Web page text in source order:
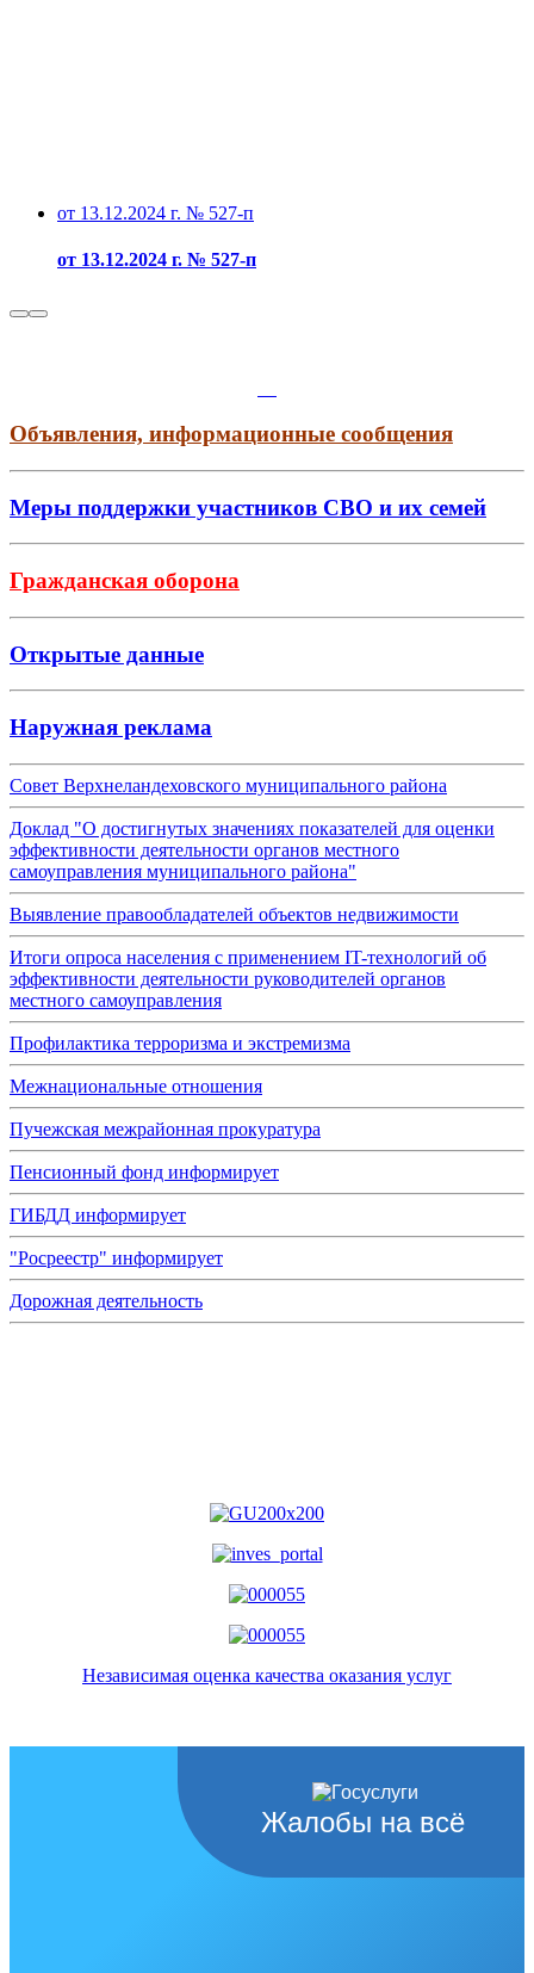
от 13.12.2024 г. № 527-п
от 13.12.2024 г. № 527-п
Объявления, информационные сообщения
Меры поддержки участников СВО и их семей
Гражданская оборона
Открытые данные
Наружная реклама
Совет Верхнеландеховского муниципального района
Доклад "О достигнутых значениях показателей для оценки
эффективности деятельности органов местного
самоуправления муниципального района"
Выявление правообладателей объектов недвижимости
Итоги опроса населения с применением IT-технологий об
эффективности деятельности руководителей органов
местного самоуправления
Профилактика терроризма и экстремизма
Межнациональные отношения
Пучежская межрайонная прокуратура
Пенсионный фонд информирует
ГИБДД информирует
"Росреестр" информирует
Дорожная деятельность
Независимая оценка качества оказания услуг
Жалобы на всё